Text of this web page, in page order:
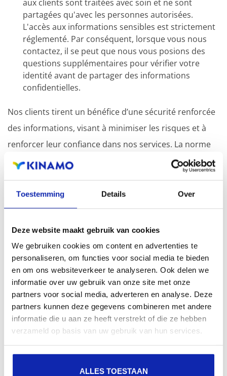
Toestemming Details Over
Deze website maakt gebruik van cookies
We gebruiken cookies om content en advertenties te
personaliseren, om functies voor social media te bieden
en om ons websiteverkeer te analyseren. Ook delen we
informatie over uw gebruik van onze site met onze
partners voor social media, adverteren en analyse. Deze
partners kunnen deze gegevens combineren met andere
informatie die u aan ze heeft verstrekt of die ze hebben
verzameld op basis van uw gebruik van hun services.
ALLES TOESTAAN
aux clients sont traitées avec soin et ne sont
partagées qu'avec les personnes autorisées.
L'accès aux informations sensibles est strictement
réglementé. Par conséquent, lorsque vous nous
contactez, il se peut que nous vous posions des
questions supplémentaires pour vérifier votre
identité avant de partager des informations
confidentielles.
Nos clients tirent un bénéfice d’une sécurité renforcée
des informations, visant à minimiser les risques et à
renforcer leur confiance dans nos services. La norme
ISO 27001, ancrée dans l'ADN de notre entreprise, fait
secondaire, mais un élément essentiel de nos activités
quotidiennes.
Comment pouvez-vous
améliorer la sécurité de vos
données ?
Tout le monde peut contribuer à la sécurité de
l'information. Il n'est pas nécessaire de procéder
immédiatement à des changements majeurs. Même de